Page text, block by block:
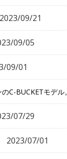
2023/09/21
09/05
09/01
C-BUCKETモデル。
07/29
2023/07/01